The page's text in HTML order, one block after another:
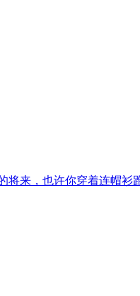
来，也许你穿着连帽衫